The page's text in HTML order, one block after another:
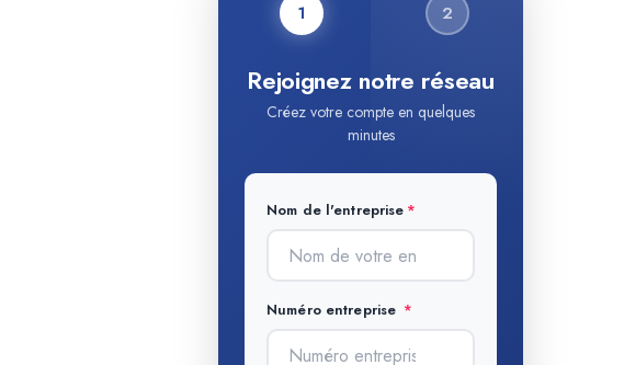
1 2
Rejoignez notre réseau
Créez votre compte en quelques
minutes
Nom de l'entreprise
Numéro entreprise